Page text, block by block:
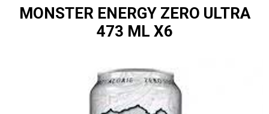
MONSTER ENERGY ZERO ULTRA
473 ML X6